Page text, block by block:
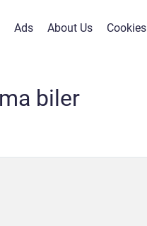
Ads About Us Cookies
biler